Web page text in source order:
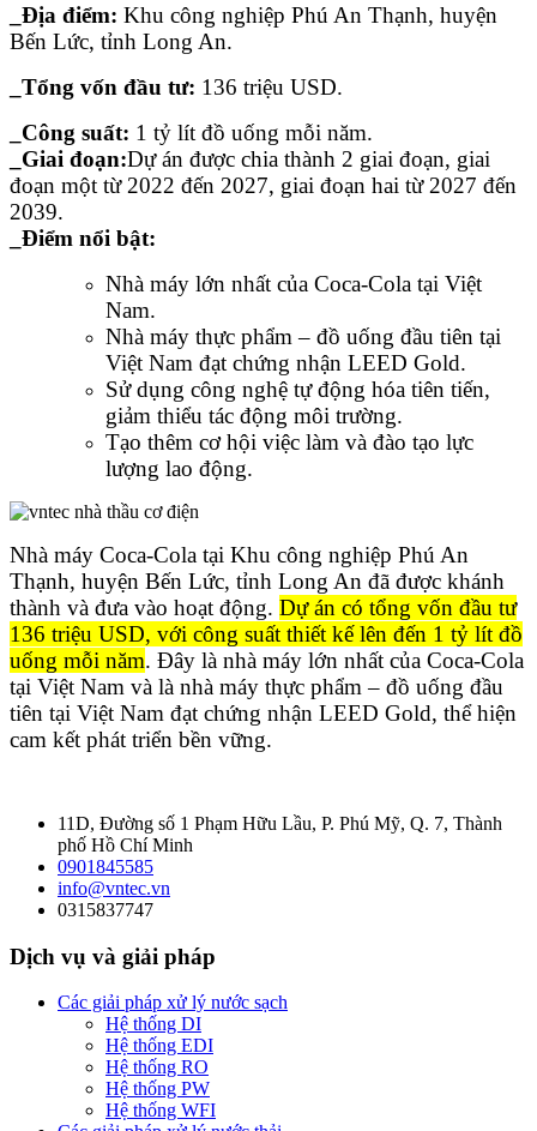
_Địa điểm: Khu công nghiệp Phú An Thạnh, huyện
Bến Lức, tỉnh Long An.
_Tổng vốn đầu tư: 136 triệu USD.
_Công suất: 1 tỷ lít đồ uống mỗi năm.
_Giai đoạn:Dự án được chia thành 2 giai đoạn, giai
đoạn một từ 2022 đến 2027, giai đoạn hai từ 2027 đến
2039.
_Điểm nổi bật:
Nhà máy lớn nhất của Coca-Cola tại Việt
Nam.
Nhà máy thực phẩm – đồ uống đầu tiên tại
Việt Nam đạt chứng nhận LEED Gold.
Sử dụng công nghệ tự động hóa tiên tiến,
giảm thiểu tác động môi trường.
Tạo thêm cơ hội việc làm và đào tạo lực
lượng lao động.
Nhà máy Coca-Cola tại Khu công nghiệp Phú An
Thạnh, huyện Bến Lức, tỉnh Long An đã được khánh
thành và đưa vào hoạt động. Dự án có tổng vốn đầu tư
136 triệu USD, với công suất thiết kế lên đến 1 tỷ lít đồ
uống mỗi năm. Đây là nhà máy lớn nhất của Coca-Cola
tại Việt Nam và là nhà máy thực phẩm – đồ uống đầu
tiên tại Việt Nam đạt chứng nhận LEED Gold, thể hiện
cam kết phát triển bền vững.
11D, Đường số 1 Phạm Hữu Lầu, P. Phú Mỹ, Q. 7, Thành
phố Hồ Chí Minh
0901845585
info@vntec.vn
0315837747
Dịch vụ và giải pháp
Các giải pháp xử lý nước sạch
Hệ thống DI
Hệ thống EDI
Hệ thống RO
Hệ thống PW
Hệ thống WFI